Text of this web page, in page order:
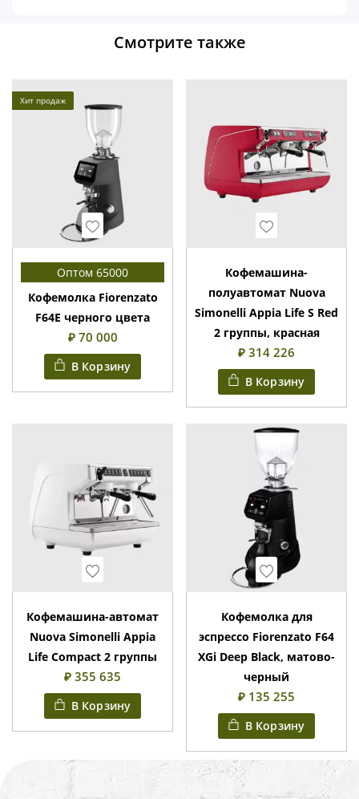
Смотрите также
Хит продаж
Оптом 65000
Кофемолка Fiorenzato
F64E черного цвета
₽ 70 000
В Корзину
Кофемашина-
полуавтомат Nuova
Simonelli Appia Life S Red
2 группы, красная
₽ 314 226
В Корзину
Кофемашина-автомат
Nuova Simonelli Appia
Life Compact 2 группы
₽ 355 635
В Корзину
Wishlist
Кофемолка для
эспрессо Fiorenzato F64
XGi Deep Black, матово-
черный
₽ 135 255
В Корзину